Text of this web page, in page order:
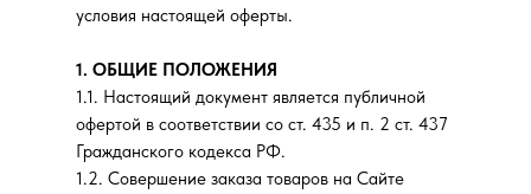
условия настоящей оферты.
1. ОБЩИЕ ПОЛОЖЕНИЯ
1.1. Настоящий документ является публичной
офертой в соответствии со ст. 435 и п. 2 ст. 437
Гражданского кодекса РФ.
1.2. Совершение заказа товаров на Сайте